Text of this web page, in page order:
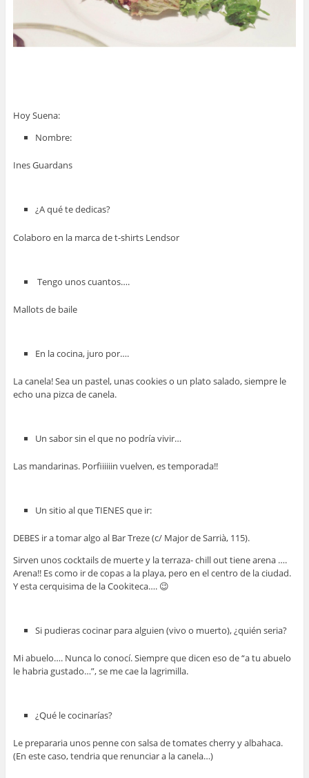
Hoy Suena:
Nombre:
Ines Guardans
¿A qué te dedicas?
Colaboro en la marca de t-shirts Lendsor
Tengo unos cuantos….
Mallots de baile
En la cocina, juro por….
La canela! Sea un pastel, unas cookies o un plato salado, siempre le
echo una pizca de canela.
Un sabor sin el que no podría vivir…
Las mandarinas. Porfiiiiiin vuelven, es temporada!!
Un sitio al que TIENES que ir:
DEBES ir a tomar algo al Bar Treze (c/ Major de Sarrià, 115).
Sirven unos cocktails de muerte y la terraza- chill out tiene arena ….
Arena!! Es como ir de copas a la playa, pero en el centro de la ciudad.
Y esta cerquisima de la Cookiteca…. 😉
Si pudieras cocinar para alguien (vivo o muerto), ¿quién seria?
Mi abuelo…. Nunca lo conocí. Siempre que dicen eso de “a tu abuelo
le habria gustado…”, se me cae la lagrimilla.
¿Qué le cocinarías?
Le prepararia unos penne con salsa de tomates cherry y albahaca.
(En este caso, tendria que renunciar a la canela…)